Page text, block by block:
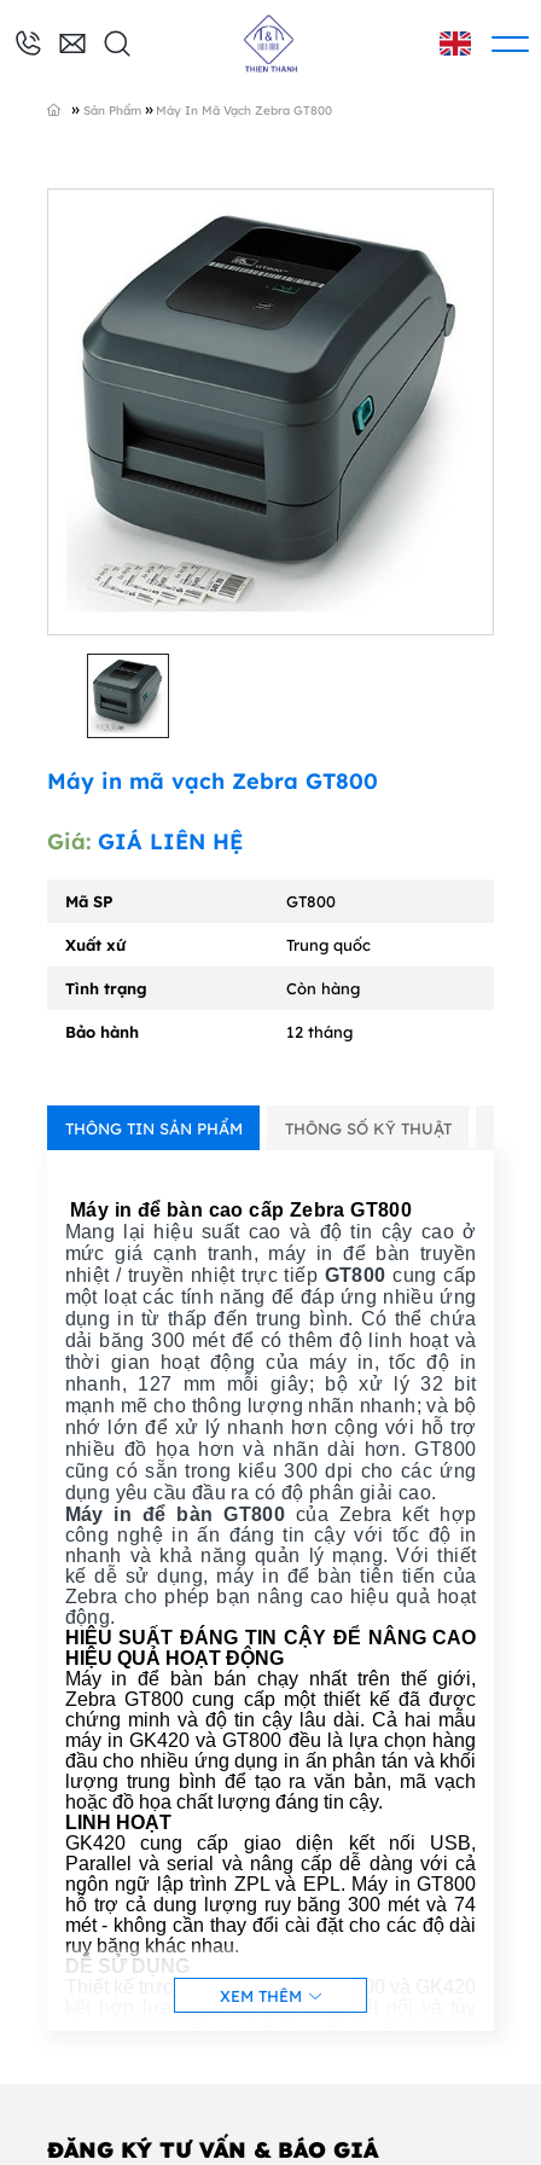
» Sản Phẩm » Máy In Mã Vạch Zebra GT800
Máy in mã vạch Zebra GT800
Giá: GIÁ LIÊN HỆ
Mã SP GT800
Xuất xứ Trung quốc
Tình trạng Còn hàng
Bảo hành 12 tháng
THÔNG TIN SẢN PHẨM THÔNG SỐ KỸ THUẬT
Máy in để bàn cao cấp Zebra GT800
Mang lại hiệu suất cao và độ tin cậy cao ở
mức giá cạnh tranh, máy in để bàn truyền
nhiệt / truyền nhiệt trực tiếp GT800cung cấp
một loạt các tính năng để đáp ứng nhiều ứng
dụng in từ thấp đến trung bình. Có thể chứa
dải băng 300 mét để có thêm độ linh hoạt và
thời gian hoạt động của máy in, tốc độ in
nhanh, 127 mm mỗi giây; bộ xử lý 32 bit
mạnh mẽ cho thông lượng nhãn nhanh; và bộ
nhớ lớn để xử lý nhanh hơn cộng với hỗ trợ
nhiều đồ họa hơn và nhãn dài hơn. GT800
cũng có sẵn trong kiểu 300 dpi cho các ứng
dụng yêu cầu đầu ra có độ phân giải cao.
Máy in để bàn GT800 của Zebra kết hợp
công nghệ in ấn đáng tin cậy với tốc độ in
nhanh và khả năng quản lý mạng. Với thiết
kế dễ sử dụng, máy in để bàn tiên tiến của
Zebra cho phép bạn nâng cao hiệu quả hoạt
động.
HIỆU SUẤT ĐÁNG TIN CẬY ĐỂ NÂNG CAO
HIỆU QUẢ HOẠT ĐỘNG
Máy in để bàn bán chạy nhất trên thế giới,
Zebra GT800 cung cấp một thiết kế đã được
chứng minh và độ tin cậy lâu dài. Cả hai mẫu
máy in GK420 và GT800 đều là lựa chọn hàng
đầu cho nhiều ứng dụng in ấn phân tán và khối
lượng trung bình để tạo ra văn bản, mã vạch
hoặc đồ họa chất lượng đáng tin cậy.
LINH HOẠT
GK420 cung cấp giao diện kết nối USB,
Parallel và serial và nâng cấp dễ dàng với cả
ngôn ngữ lập trình ZPL và EPL. Máy in GT800
hỗ trợ cả dung lượng ruy băng 300 mét và 74
mét - không cần thay đổi cài đặt cho các độ dài
ruy băng khác nhau.
DỄ SỬ DỤNG
Thiết kế trực quan của máy in GT800 và GK420
kết hợp lựa chọn ba giao diện kết nối và tùy
Tính năng tiêu chuẩn
• Công suất băng 300 mét
XEM THÊM
ĐĂNG KÝ TƯ VẤN & BÁO GIÁ